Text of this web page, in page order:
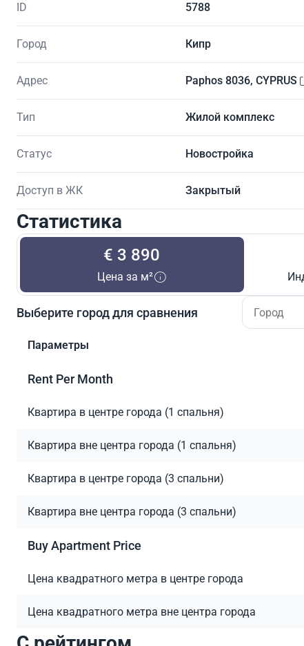
ID 5788
Город Кипр
Адрес Paphos 8036, CYPRUS
Тип Жилой комплекс
Статус Новостройка
Доступ в ЖК Закрытый
Статистика
€ 3 890
Цена за м²
Выберите город для сравнения
Параметры
Rent Per Month
Квартира в центре города (1 спальня)
Квартира вне центра города (1 спальня)
Квартира в центре города (3 спальни)
Квартира вне центра города (3 спальни)
Buy Apartment Price
Цена квадратного метра в центре города
Цена квадратного метра вне центра города